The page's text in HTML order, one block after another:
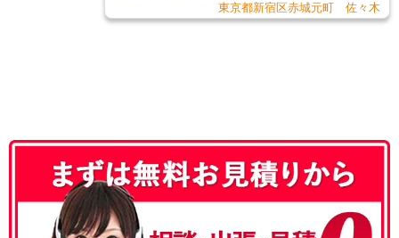
東京都新宿区赤城元町 佐々木